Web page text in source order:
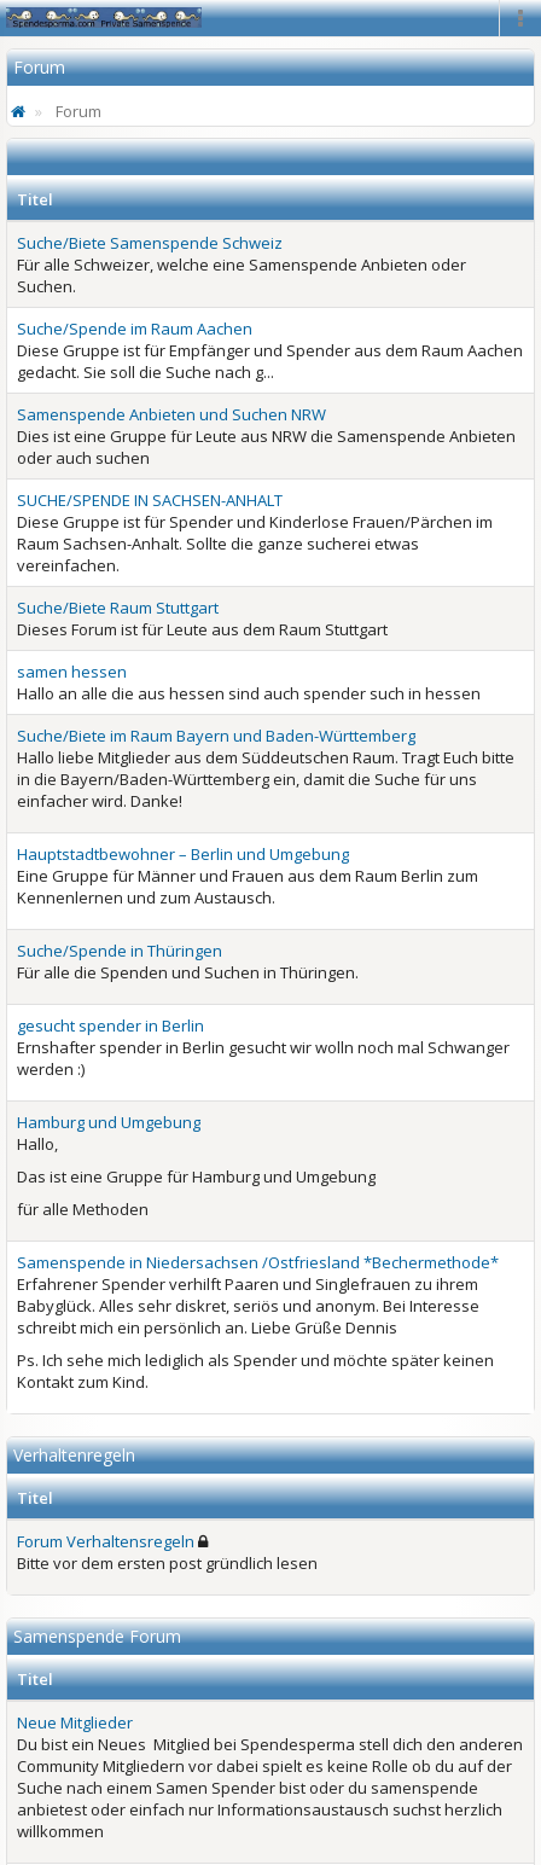
Forum
Forum
Titel
Suche/Biete Samenspende Schweiz
Für alle Schweizer, welche eine Samenspende Anbieten oder
Suchen.
Suche/Spende im Raum Aachen
Diese Gruppe ist für Empfänger und Spender aus dem Raum Aachen
gedacht. Sie soll die Suche nach g...
Samenspende Anbieten und Suchen NRW
Dies ist eine Gruppe für Leute aus NRW die Samenspende Anbieten
oder auch suchen
SUCHE/SPENDE IN SACHSEN-ANHALT
Diese Gruppe ist für Spender und Kinderlose Frauen/Pärchen im
Raum Sachsen-Anhalt. Sollte die ganze sucherei etwas
vereinfachen.
Suche/Biete Raum Stuttgart
Dieses Forum ist für Leute aus dem Raum Stuttgart
samen hessen
Hallo an alle die aus hessen sind auch spender such in hessen
Suche/Biete im Raum Bayern und Baden-Württemberg
Hallo liebe Mitglieder aus dem Süddeutschen Raum. Tragt Euch bitte
in die Bayern/Baden-Württemberg ein, damit die Suche für uns
einfacher wird. Danke!
Hauptstadtbewohner – Berlin und Umgebung
Eine Gruppe für Männer und Frauen aus dem Raum Berlin zum
Kennenlernen und zum Austausch.
Suche/Spende in Thüringen
Für alle die Spenden und Suchen in Thüringen.
gesucht spender in Berlin
Ernshafter spender in Berlin gesucht wir wolln noch mal Schwanger
werden :)
Hamburg und Umgebung
Hallo,
Das ist eine Gruppe für Hamburg und Umgebung
für alle Methoden
Samenspende in Niedersachsen /Ostfriesland *Bechermethode*
Erfahrener Spender verhilft Paaren und Singlefrauen zu ihrem
Babyglück. Alles sehr diskret, seriös und anonym. Bei Interesse
schreibt mich ein persönlich an. Liebe Grüße Dennis
Ps. Ich sehe mich lediglich als Spender und möchte später keinen
Kontakt zum Kind.
Verhaltenregeln
Titel
Forum Verhaltensregeln
Bitte vor dem ersten post gründlich lesen
Samenspende Forum
Titel
Neue Mitglieder
Du bist ein Neues Mitglied bei Spendesperma stell dich den anderen
Community Mitgliedern vor dabei spielt es keine Rolle ob du auf der
Suche nach einem Samen Spender bist oder du samenspende
anbietest oder einfach nur Informationsaustausch suchst herzlich
willkommen